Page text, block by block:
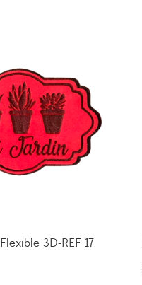
3D-REF 17